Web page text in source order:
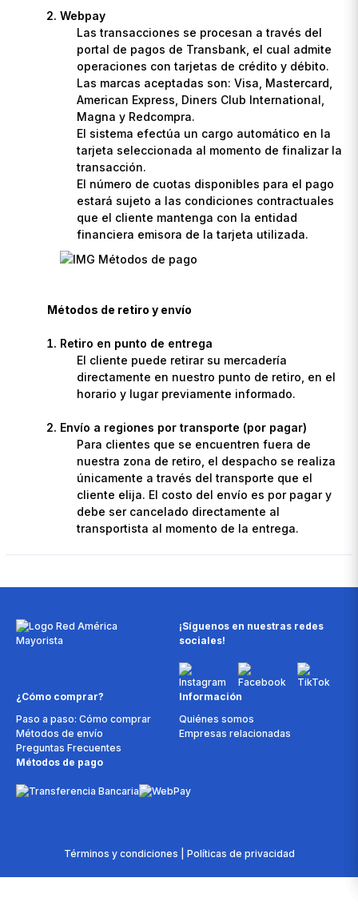
Webpay
Las transacciones se procesan a través del
portal de pagos de Transbank, el cual admite
operaciones con tarjetas de crédito y débito.
Las marcas aceptadas son: Visa, Mastercard,
American Express, Diners Club International,
Magna y Redcompra.
El sistema efectúa un cargo automático en la
tarjeta seleccionada al momento de finalizar la
transacción.
El número de cuotas disponibles para el pago
estará sujeto a las condiciones contractuales
que el cliente mantenga con la entidad
financiera emisora de la tarjeta utilizada.
Métodos de retiro y envío
Retiro en punto de entrega
El cliente puede retirar su mercadería
directamente en nuestro punto de retiro, en el
horario y lugar previamente informado.
Envío a regiones por transporte (por pagar)
Para clientes que se encuentren fuera de
nuestra zona de retiro, el despacho se realiza
únicamente a través del transporte que el
cliente elija. El costo del envío es por pagar y
debe ser cancelado directamente al
transportista al momento de la entrega.
¡Síguenos en nuestras redes
sociales!
¿Cómo comprar?
Paso a paso: Cómo comprar
Métodos de envío
Preguntas Frecuentes
Información
Quiénes somos
Empresas relacionadas
Métodos de pago
Términos y condiciones | Políticas de privacidad